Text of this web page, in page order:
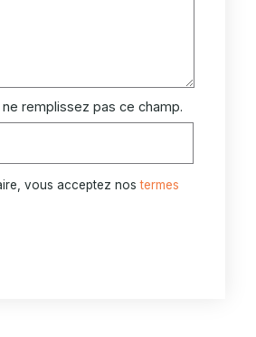
remplissez pas ce champ.
vous acceptez nostermes